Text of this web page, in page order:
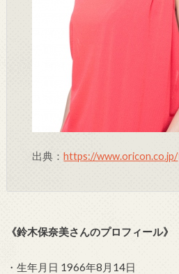
出典：https://www.oricon.co.jp/
《鈴木保奈美さんのプロフィール》
・生年月日 1966年8月14日